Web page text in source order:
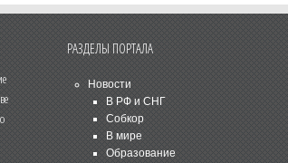
РАЗДЕЛЫ ПОРТАЛА
Новости
В РФ и СНГ
Собкор
В мире
Образование